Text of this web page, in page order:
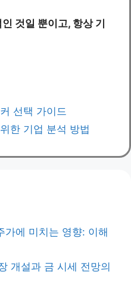
것일 뿐이고, 항상 기
선택 가이드
한 기업 분석 방법
가에 미치는 영향: 이해
개설과 금 시세 전망의